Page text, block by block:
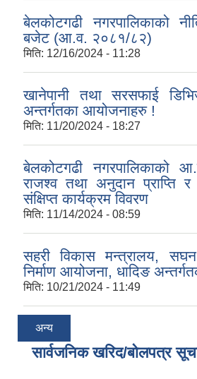
बेलकोटगढी नगरपालिकाको
बजेट (आ.व. २०८१/८२)
मिति: 12/16/2024 - 11:28
खानेपानी तथा सरसफाई
अन्तर्गतका आयोजनाहरु !
मिति: 11/20/2024 - 18:27
बेलकोटगढी नगरपालिकाको
राजश्व तथा अनुदान प्राप्ति
संक्षिप्त कार्यक्रम विवरण
मिति: 11/14/2024 - 08:59
सहरी विकास मन्त्रालय,
निर्माण आयोजना, धादिङ
मिति: 10/21/2024 - 11:49
अन्य
सार्वजनिक खरिद/बोलपत्र